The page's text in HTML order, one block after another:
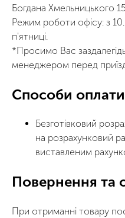
Богдана Хмельницького
Режим роботи офісу: з
п'ятниці.
*Просимо Вас
менеджером перед
Способи оплати
Безготівковий
на розрахунковий
виставленим
Повернення та
При отриманні товару